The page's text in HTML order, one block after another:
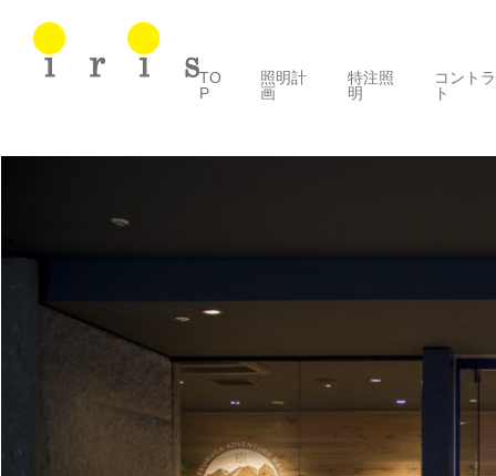
TO
P
照明計
画
特注照
明
コント
ト